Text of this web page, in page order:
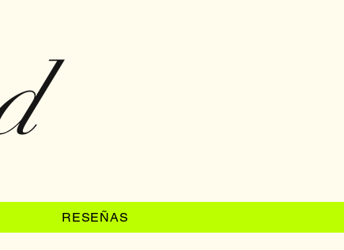
RESEÑAS